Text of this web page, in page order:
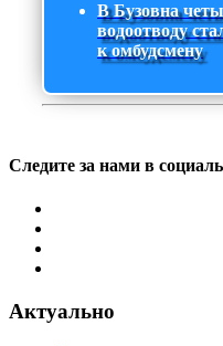
В Бузовна
водоотводу
к омбудсмену
Следите за нами в
Актуально